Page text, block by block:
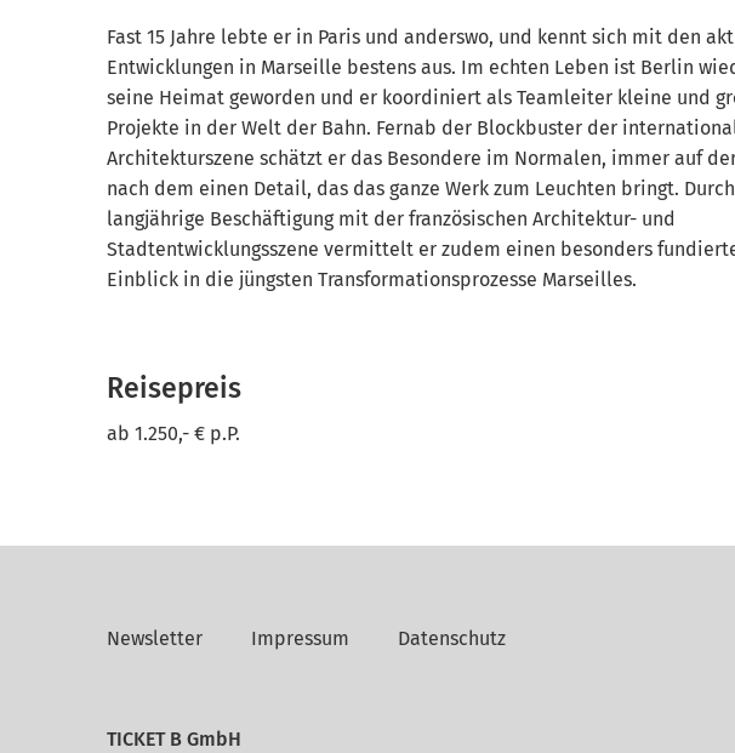
Fast 15 Jahre lebte er in Paris und anderswo, und kennt sich mit den
Entwicklungen in Marseille bestens aus. Im echten Leben ist Berlin
seine Heimat geworden und er koordiniert als Teamleiter kleine und
Projekte in der Welt der Bahn. Fernab der Blockbuster der
Architekturszene schätzt er das Besondere im Normalen, immer auf
nach dem einen Detail, das das ganze Werk zum Leuchten bringt.
langjährige Beschäftigung mit der französischen Architektur- und
Stadtentwicklungsszene vermittelt er zudem einen besonders
Einblick in die jüngsten Transformationsprozesse Marseilles.
Reisepreis
ab 1.250,- € p.P.
Newsletter Impressum Datenschutz
TICKET B GmbH